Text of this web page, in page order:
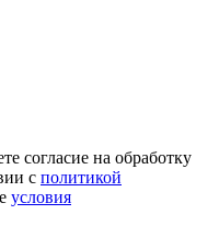
согласие на обработку
с политикой
условия